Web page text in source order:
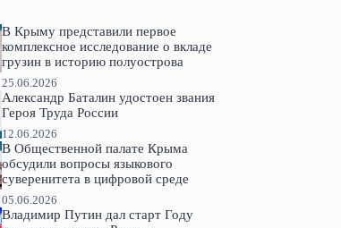
В Крыму представили первое
комплексное исследование о вкладе
грузин в историю полуострова
25.06.2026
Александр Баталин удостоен звания
Героя Труда России
12.06.2026
В Общественной палате Крыма
обсудили вопросы языкового
суверенитета в цифровой среде
05.06.2026
Владимир Путин дал старт Году